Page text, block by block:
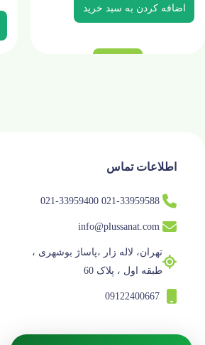
اطلاعات تماس
021-33959588 021-33959400
info@plussanat.com
تهران، لاله زار ،پاساژ بوشهری ،
طبقه اول ، پلاک 60
09122400667